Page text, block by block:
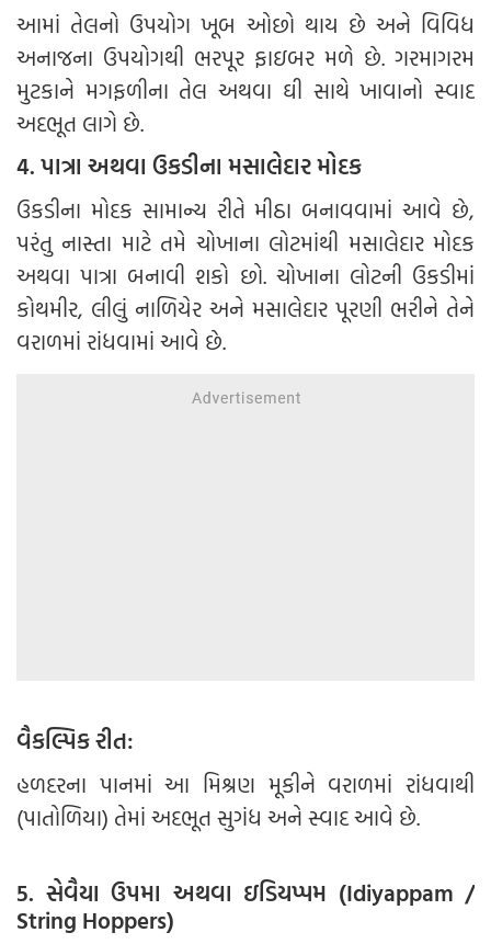
આમાં તેલનો ઉપયોગ ખૂબ ઓછો થાય છે અને વિવિધ
અનાજના ઉપયોગથી ભરપૂર ફાઇબર મળે છે. ગરમાગરમ
મુટકાને મગફળીના તેલ અથવા ઘી સાથે ખાવાનો સ્વાદ
અદભૂત લાગે છે.
4. પાત્રા અથવા ઉકડીના મસાલેદાર મોદક
ઉકડીના મોદક સામાન્ય રીતે મીઠા બનાવવામાં આવે છે,
પરંતુ નાસ્તા માટે તમે ચોખાના લોટમાંથી મસાલેદાર મોદક
અથવા પાત્રા બનાવી શકો છો. ચોખાના લોટની ઉકડીમાં
કોથમીર, લીલું નાળિયેર અને મસાલેદાર પૂરણી ભરીને તેને
વરાળમાં રાંધવામાં આવે છે.
વૈકલ્પિક રીત:
હળદરના પાનમાં આ મિશ્રણ મૂકીને વરાળમાં રાંધવાથી
(પાતોળિયા) તેમાં અદભૂત સુગંધ અને સ્વાદ આવે છે.
5. સેવૈયા ઉપમા અથવા ઇડિયપ્પમ (Idiyappam /
String Hoppers)